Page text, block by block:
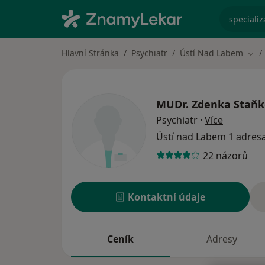
Hlavní Stránka Psychiatr Ústí Nad Labem
MUDr. Zdenka
Psychiatr · Více
Ústí nad Labem 1
22 názorů
Kontaktní údaje
Ceník Adresy